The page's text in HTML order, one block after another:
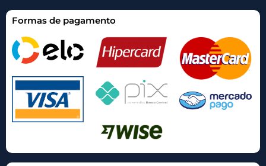
Formas de pagamento